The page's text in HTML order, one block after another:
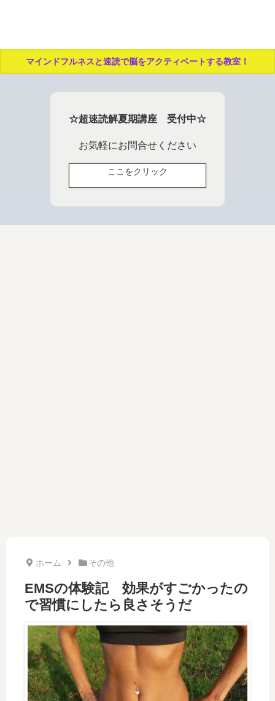
マインドフルネスと速読で脳をアクティベートする教室！
☆超速読解夏期講座 受付中☆
お気軽にお問合せください
ここをクリック
ホーム その他
EMSの体験記 効果がすごかったの
で習慣にしたら良さそうだ